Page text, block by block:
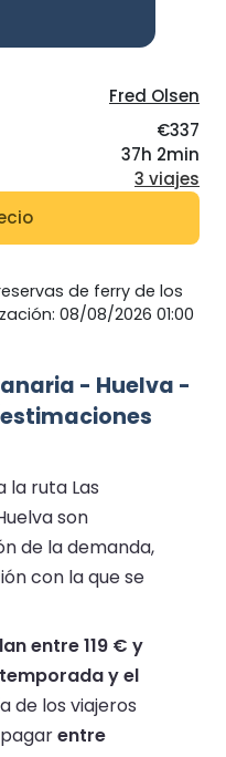
Fred Olsen
€337
37h 2min
3 viajes
de ferry de los
08/08/2026 01:00
- Huelva -
la ruta Las
son
de la demanda,
con la que se
entre 119 € y
y el
de los viajeros
entre